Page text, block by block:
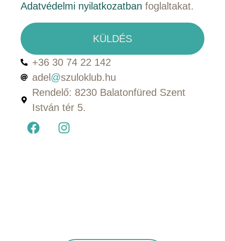
Adatvédelmi nyilatkozatban foglaltakat.
KÜLDÉS
+36 30 74 22 142
adel @szuloklub.hu
Rendelő: 8230 Balatonfüred Szent
István tér 5.